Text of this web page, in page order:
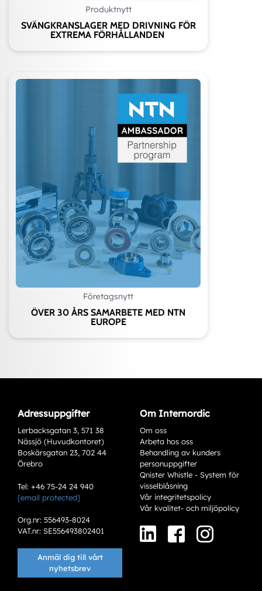
Produktnytt
SVÄNGKRANSLAGER MED DRIVNING FÖR
EXTREMA FÖRHÅLLANDEN
Företagsnytt
ÖVER 30 ÅRS SAMARBETE MED NTN
EUROPE
Adressuppgifter
Lerbacksgatan 3, 571 38
Nässjö (Huvudkontoret)
Boskärsgatan 23, 702 44
Örebro
Tel: +46 75-24 24 940
[email protected]
Org.nr: 556493-8024
VAT.nr: SE556493802401
Anmäl dig till vårt
nyhetsbrev
Om Internordic
Om oss
Arbeta hos oss
Behandling av kunders
personuppgifter
Qnister Whistle - System för
visselblåsning
Vår integritetspolicy
Vår kvalitet- och miljöpolicy